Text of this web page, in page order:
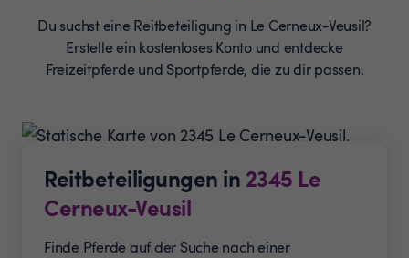
Du suchst eine Reitbeteiligung in Le Cerneux-Veusil?
Erstelle ein kostenloses Konto und entdecke
Freizeitpferde und Sportpferde, die zu dir passen.
Reitbeteiligungen in 2345 Le
Cerneux-Veusil
Finde Pferde auf der Suche nach einer